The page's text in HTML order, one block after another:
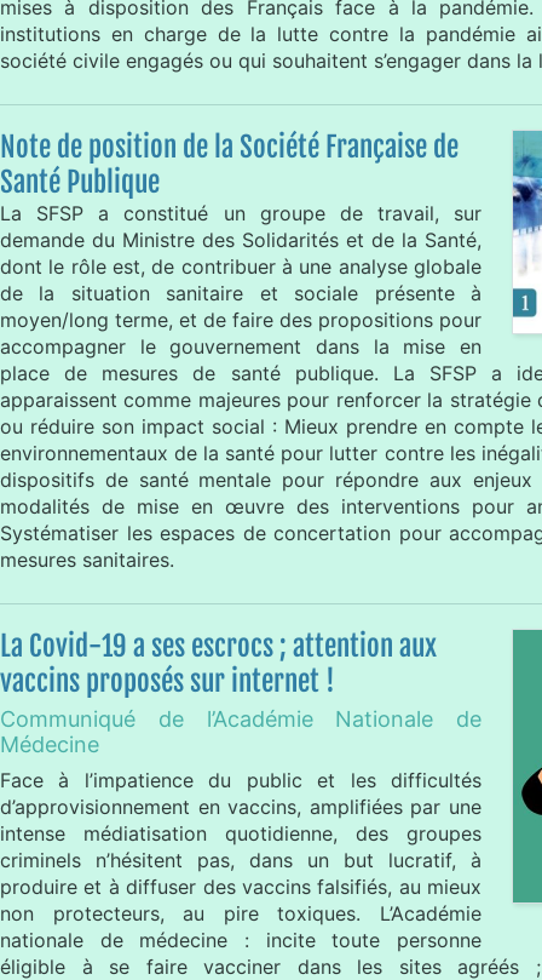
mises à disposition des Français face à la
institutions en charge de la lutte contre la pandémie
société civile engagés ou qui souhaitent s’engager dans
Note de position de la Société Française de
Santé Publique
La SFSP a constitué un groupe de travail, sur
demande du Ministre des Solidarités et de la Santé,
dont le rôle est, de contribuer à une analyse globale
de la situation sanitaire et sociale présente à
moyen/long terme, et de faire des propositions pour
accompagner le gouvernement dans la mise en
place de mesures de santé publique. La SFSP a
apparaissent comme majeures pour renforcer la
ou réduire son impact social : Mieux prendre en compte
environnementaux de la santé pour lutter contre les
dispositifs de santé mentale pour répondre aux
modalités de mise en œuvre des interventions pour
Systématiser les espaces de concertation pour
mesures sanitaires.
La Covid-19 a ses escrocs ; attention aux
vaccins proposés sur internet !
Communiqué de l’Académie Nationale de
Médecine
Face à l’impatience du public et les difficultés
d’approvisionnement en vaccins, amplifiées par une
intense médiatisation quotidienne, des groupes
criminels n’hésitent pas, dans un but lucratif, à
produire et à diffuser des vaccins falsifiés, au mieux
non protecteurs, au pire toxiques. L’Académie
nationale de médecine : incite toute personne
éligible à se faire vacciner dans les sites agréés